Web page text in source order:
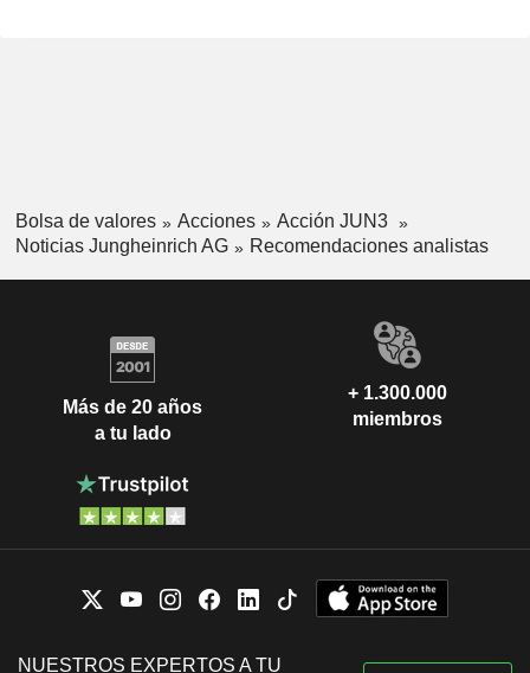
Bolsa de valores Acciones
Acción JUN3
Noticias Jungheinrich AG
Recomendaciones analistas
Más de 20 años
a tu lado
+ 1.300.000
miembros
NUESTROS EXPERTOS A TU